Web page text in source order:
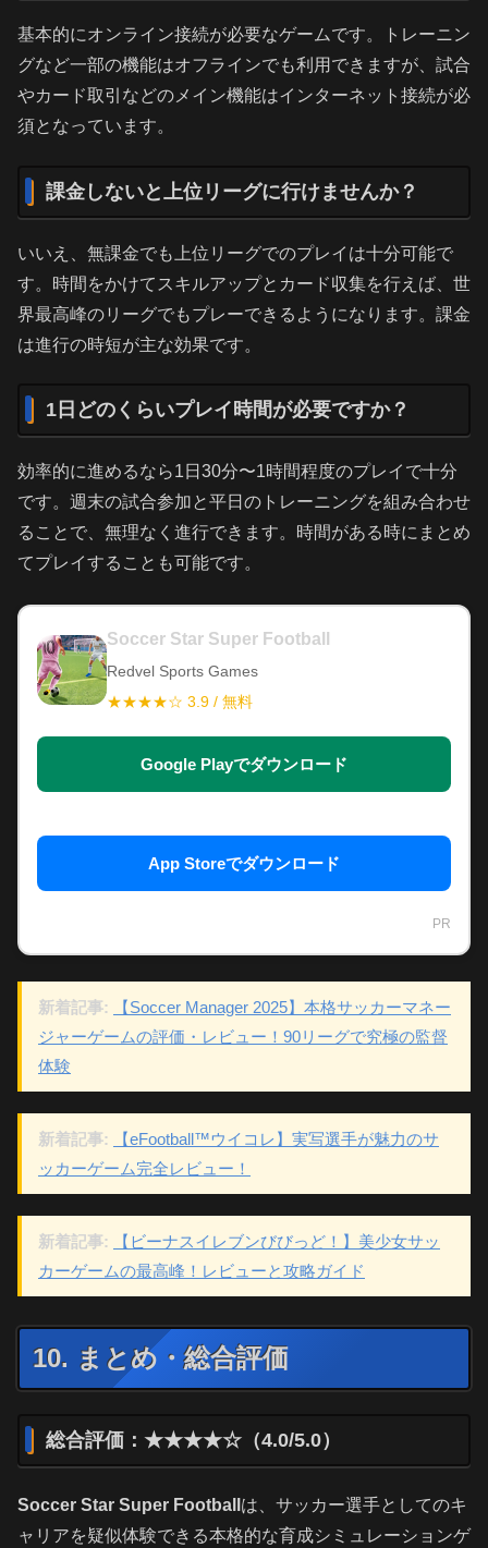
基本的にオンライン接続が必要なゲームです。トレーニン
グなど一部の機能はオフラインでも利用できますが、試合
やカード取引などのメイン機能はインターネット接続が必
須となっています。
課金しないと上位リーグに行けませんか？
いいえ、無課金でも上位リーグでのプレイは十分可能で
す。時間をかけてスキルアップとカード収集を行えば、世
界最高峰のリーグでもプレーできるようになります。課金
は進行の時短が主な効果です。
1日どのくらいプレイ時間が必要ですか？
効率的に進めるなら1日30分〜1時間程度のプレイで十分
です。週末の試合参加と平日のトレーニングを組み合わせ
ることで、無理なく進行できます。時間がある時にまとめ
てプレイすることも可能です。
Soccer Star Super Football
Redvel Sports Games
★★★★☆ 3.9 / 無料
Google Playでダウンロード
App Storeでダウンロード
PR
新着記事:
【Soccer Manager 2025】本格サッカーマネー
ジャーゲームの評価・レビュー！90リーグで究極の監督
体験
新着記事:
【eFootball™ウイコレ】実写選手が魅力のサ
ッカーゲーム完全レビュー！
新着記事:
【ビーナスイレブンびびっど！】美少女サッ
カーゲームの最高峰！レビューと攻略ガイド
10. まとめ・総合評価
総合評価：★★★★☆（4.0/5.0）
Soccer Star Super Football は、サッカー選手としてのキ
ャリアを疑似体験できる本格的な育成シミュレーションゲ